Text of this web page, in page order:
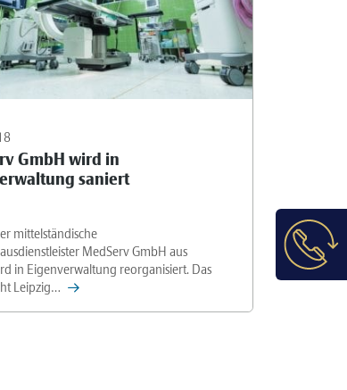
GmbH wird in
saniert
mittelständische
MedServ GmbH aus
in Eigenverwaltung reorganisiert. Das
Leipzig…